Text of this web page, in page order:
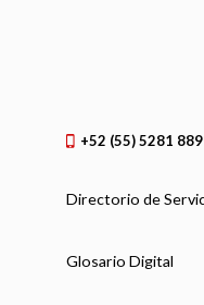
+52 (55) 5281
Directorio de
Glosario Digital